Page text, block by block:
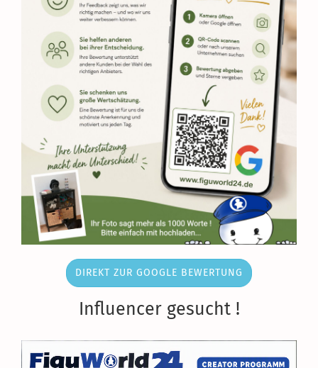
DIREKT ZUR GOOGLE BEWERTUNG
Influencer gesucht !